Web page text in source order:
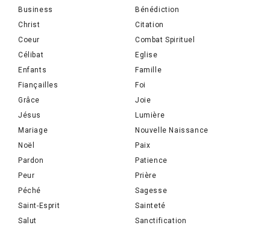
Business
Bénédiction
Christ
Citation
Coeur
Combat Spirituel
Célibat
Eglise
Enfants
Famille
Fiançailles
Foi
Grâce
Joie
Jésus
Lumière
Mariage
Nouvelle Naissance
Noël
Paix
Pardon
Patience
Peur
Prière
Péché
Sagesse
Saint-Esprit
Sainteté
Salut
Sanctification